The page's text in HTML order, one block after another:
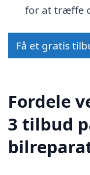
for at træffe
Få et gratis
Fordele
3 tilbud